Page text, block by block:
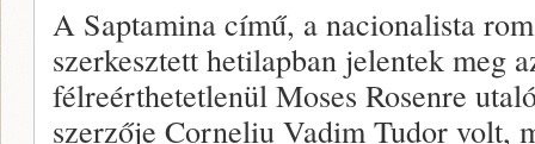
A Saptamina című, a nacionalista
szerkesztett hetilapban jelentek meg
félreérthetetlenül Moses Rosenre
szerzője Corneliu Vadim Tudor volt,